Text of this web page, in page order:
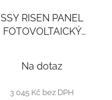
SSY RISEN PANEL
FOTOVOLTAICKÝ
RÁM Voc 49,80V Isc
Na dotaz
3 045 Kč bez DPH